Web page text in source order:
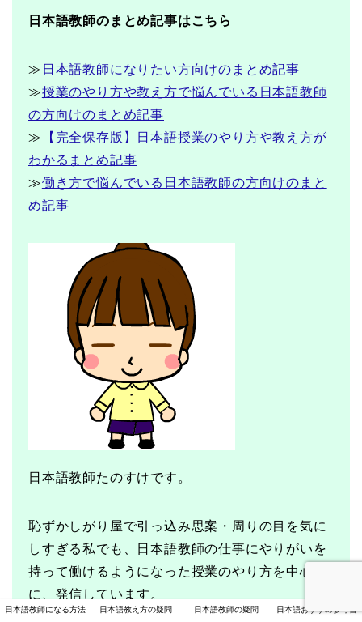
日本語教師のまとめ記事はこちら
≫ 日本語教師になりたい方向けのまとめ記事
≫授業のやり方や教え方で悩んでいる日本語教師
の方向けのまとめ記事
≫
【完全保存版】日本語授業のやり方や教え方が
わかるまとめ記事
≫働き方で悩んでいる日本語教師の方向けのまと
め記事
日本語教師たのすけです。
恥ずかしがり屋で引っ込み思案・周りの目を気に
しすぎる私でも、日本語教師の仕事にやりがいを
持って働けるようになった授業のやり方を中心
に、発信しています。
日本語教師になる方法 日本語教え方の疑問 日本語教師の疑問 日本語おすすめ参考書